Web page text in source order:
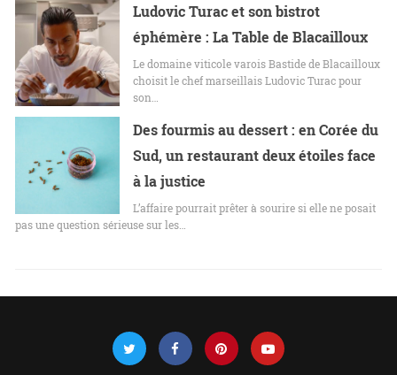
Ludovic Turac et son bistrot
éphémère : La Table de Blacailloux
Le domaine viticole varois Bastide de Blacailloux
choisit le chef marseillais Ludovic Turac pour
son…
Des fourmis au dessert : en Corée du
Sud, un restaurant deux étoiles face
à la justice
L’affaire pourrait prêter à sourire si elle ne posait
pas une question sérieuse sur les…